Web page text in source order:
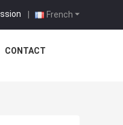
French
|
CONTACT